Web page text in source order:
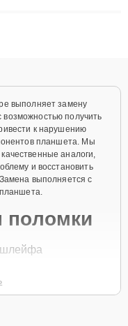
выполняет замену
получить
к нарушению
планшета. Мы
аналоги,
и восстановить
выполняется с
поломки
шлейфа